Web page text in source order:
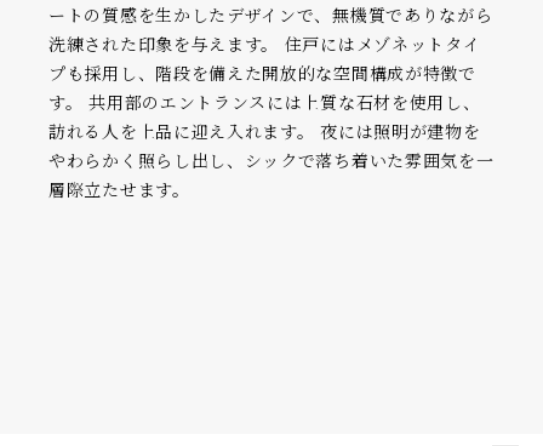
ートの質感を生かしたデザインで、無機質でありながら
洗練された印象を与えます。 住戸にはメゾネットタイ
プも採用し、階段を備えた開放的な空間構成が特徴で
す。 共用部のエントランスには上質な石材を使用し、
訪れる人を上品に迎え入れます。 夜には照明が建物を
やわらかく照らし出し、シックで落ち着いた雰囲気を一
層際立たせます。